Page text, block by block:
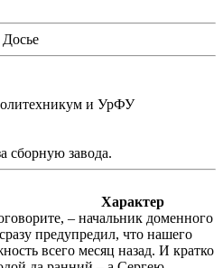
Досье
и УрФУ
сборную завода.
Характер
– начальник доменного
предупредил, что нашего
всего месяц назад. И кратко